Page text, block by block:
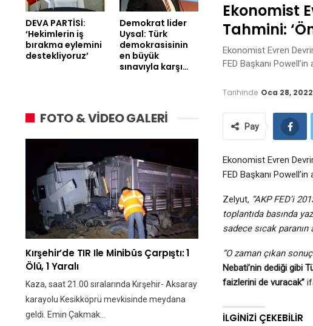
Ekonomist
Tahmini:
Ekonomist Evren
FED Başkanı Powell’in
Tarihinde Oca 28, 2022
Pay
Ekonomist Evren
FED Başkanı Powell’in
Zelyut, “AKP FED’i
toplantıda basında
sadece sıcak
“O zaman çıkan
Nebati’nin dediği gibi
faizlerini de vuracak”
İLGINIZI ÇEKEBILIR
DEVA PARTİSİ:
‘Hekimlerin iş
bırakma eylemini
destekliyoruz’
Demokrat lider
Uysal: Türk
demokrasisinin
en büyük
sınavıyla karşı…
FOTO & VİDEO GALERİ
Kırşehir’de TIR Ile Minibüs Çarpıştı: 1
Ölü, 1 Yaralı
Kaza, saat 21.00 sıralarında Kırşehir- Aksaray
karayolu Kesikköprü mevkisinde meydana
geldi. Emin Çakmak…